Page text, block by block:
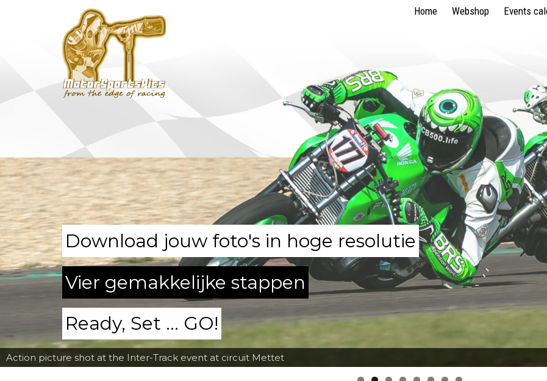
Home Webshop Events
Action picture shot at the Inter-Track event at circuit Mettet
Download jouw foto's in hoge resolutie
Vier gemakkelijke stappen
Ready, Set ... GO!